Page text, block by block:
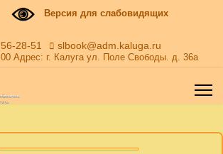
Версия для слабовидящих
28-51 slbook@adm.kaluga.ru
Адрес: г. Калуга ул. Поле Свободы. д. 36а